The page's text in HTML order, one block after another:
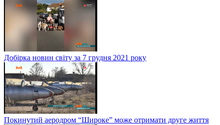
Добірка новин світу за 7 грудня 2021 року
Покинутий аеродром “Широке” може отримати друге життя